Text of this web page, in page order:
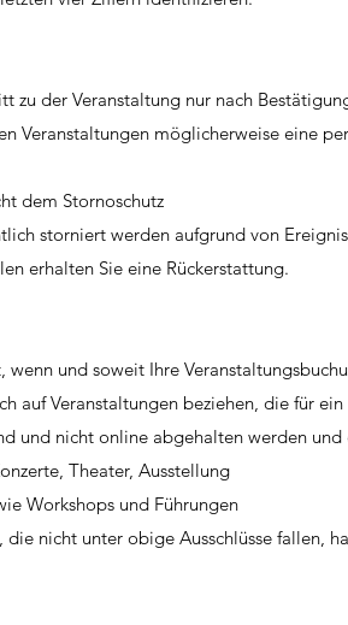
zu der Veranstaltung nur nach
Veranstaltungen möglicherweise eine
dem Stornoschutz
storniert werden aufgrund von
erhalten Sie eine Rückerstattung.
wenn und soweit Ihre
auf Veranstaltungen beziehen, die für
und nicht online abgehalten werden und
Theater, Ausstellung
Workshops und Führungen
die nicht unter obige Ausschlüsse fallen,